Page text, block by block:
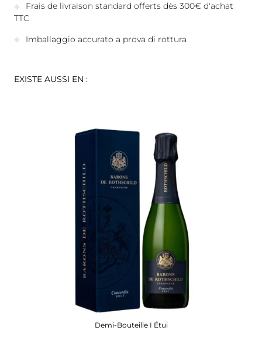
Frais de livraison standard offerts dès 300€ d'achat
TTC
Imballaggio accurato a prova di rottura
EXISTE AUSSI EN :
Demi-Bouteille I Étui